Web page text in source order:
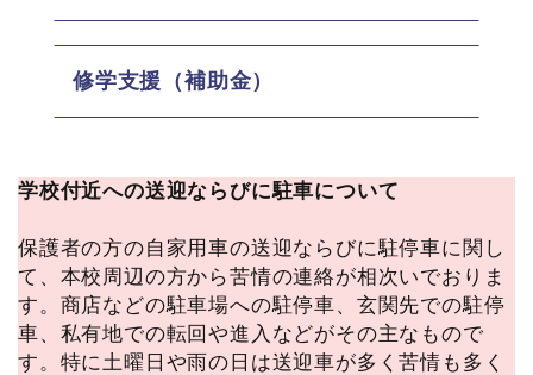
修学支援（補助金）
学校付近への送迎ならびに駐車について
保護者の方の自家用車の送迎ならびに駐停車に関し
て、本校周辺の方から苦情の連絡が相次いでおりま
す。商店などの駐車場への駐停車、玄関先での駐停
車、私有地での転回や進入などがその主なもので
す。特に土曜日や雨の日は送迎車が多く苦情も多く